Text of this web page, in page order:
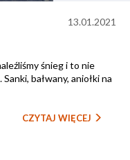
13.01.2021
śnieg i to nie
bałwany, aniołki na
CZYTAJ WIĘCEJ